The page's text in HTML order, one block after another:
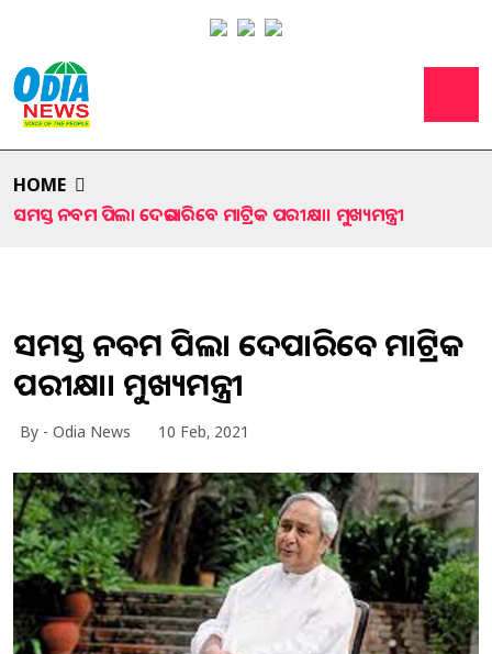
HOME
ସମସ୍ତ ନବମ ପିଲା ଦେଇପାରିବେ ମାଟ୍ରିକ ପରୀକ୍ଷା। ମୁଖ୍ୟମନ୍ତ୍ରୀ
ସମସ୍ତ ନବମ ପିଲା ଦେଇପାରିବେ ମାଟ୍ରିକ
ପରୀକ୍ଷା। ମୁଖ୍ୟମନ୍ତ୍ରୀ
By - Odia News 10 Feb, 2021